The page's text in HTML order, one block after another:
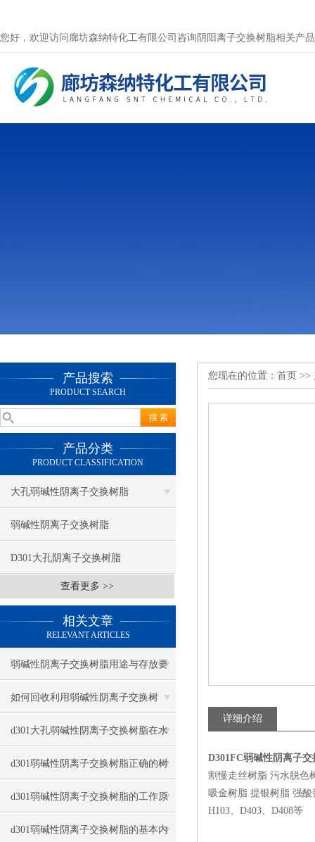
您好，欢迎访问廊坊森纳特化工有限公司咨询阴阳离子交换树脂相关产
产品搜索
PRODUCT SEARCH
产品分类
PRODUCT CLASSIFICATION
大孔弱碱性阴离子交换树脂
弱碱性阴离子交换树脂
D301大孔阴离子交换树脂
查看更多 >>
相关文章
RELEVANT ARTICLES
弱碱性阴离子交换树脂用途与存放要
点
如何回收利用弱碱性阴离子交换树
脂？
d301大孔弱碱性阴离子交换树脂在水
处理中的作用
d301弱碱性阴离子交换树脂正确的树
脂高度
d301弱碱性阴离子交换树脂的工作原
理与清洗方式
d301弱碱性阴离子交换树脂的基本内
您现在的位置： 首页 >>
详细介绍
D301FC弱碱性阴离子
割慢走丝树脂 污水脱色
吸金树脂 提银树脂 强酸
H103、D403、D408等